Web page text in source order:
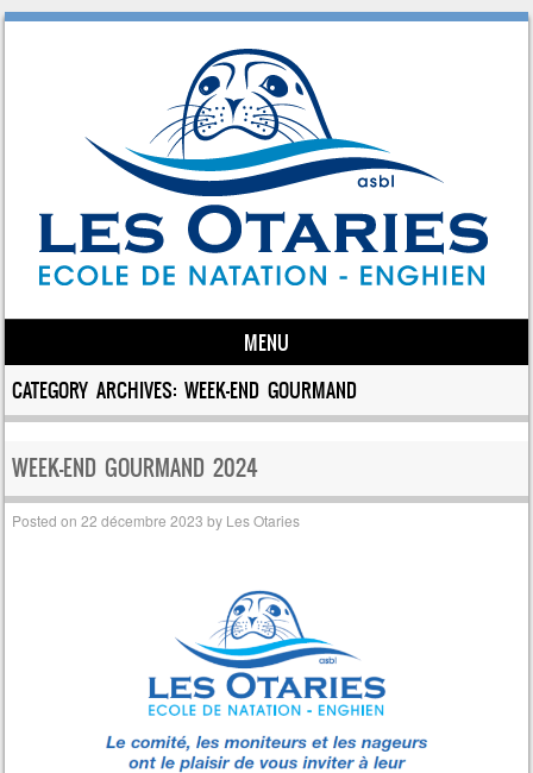
MENU
Skip to content
CATEGORY ARCHIVES:WEEK-END GOURMAND
WEEK-END GOURMAND 2024
Posted on22 décembre 2023 by Les Otaries